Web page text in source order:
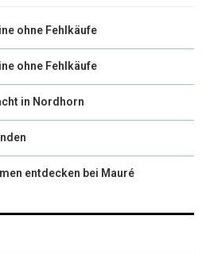
ohne Fehlkäufe
ohne Fehlkäufe
in Nordhorn
entdecken bei Mauré